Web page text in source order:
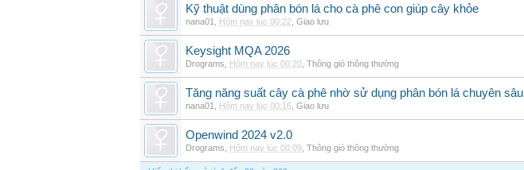
Kỹ thuật dùng phân bón lá cho cà phê con giúp cây khỏe
nana01 Hôm nay lúc 00:22 Giao lưu
Keysight MQA 2026
Drograms Hôm nay lúc 00:20 Thông gió thông thường
Tăng năng suất cây cà phê nhờ sử dụng phân bón lá chuyên sâu
nana01 Hôm nay lúc 00:16 Giao lưu
Openwind 2024 v2.0
Drograms Hôm nay lúc 00:09 Thông gió thông thường